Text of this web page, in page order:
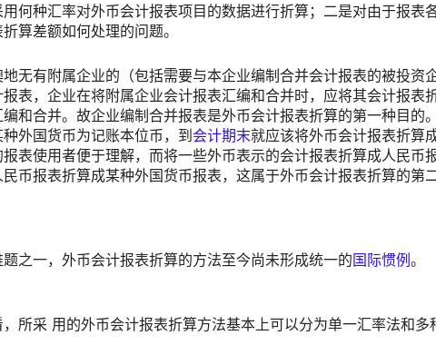
何种汇率对外币会计报表项目的数据进行折算；二是对由于报表
算差额如何处理的问题。
无有附属企业的（包括需要与本企业编制合并会计报表的被投资
表，企业在将附属企业会计报表汇编和合并时，应将其会计报表
和合并。故企业编制合并报表是外币会计报表折算的第一种目的
外国货币为记账本位币，到会计期末就应该将外币会计报表折算
表使用者便于理解，而将一些外币表示的会计报表折算成人民币报
币报表折算成某种外国货币报表，这属于外币会计报表折算的第
之一，外币会计报表折算的方法至今尚未形成统一的国际惯例。
所采 用的外币会计报表折算方法基本上可以分为单一汇率法和多